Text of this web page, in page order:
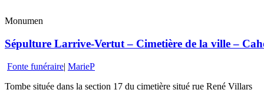
Monumen
Sépulture Larrive-Vertut – Cimetière de la ville –
Fonte funéraire| MarieP
Tombe située dans la section 17 du cimetière situé rue René Villars